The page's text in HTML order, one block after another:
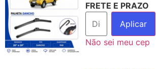
FRETE E PRAZO
Aplicar
Não sei meu cep